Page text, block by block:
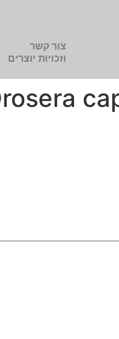
צור קשר
וזכויות יוצרים